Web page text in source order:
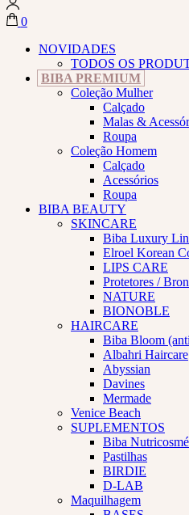
0
NOVIDADES
TODOS OS
BIBA PREMIUM
Coleção Mulher
Calçado
Malas &
Roupa
Coleção Homem
Calçado
Acessórios
Roupa
BIBA BEAUTY
SKINCARE
Biba Luxury
Elroel Korean
LIPS CARE
Protetores /
NATURE
BIONOBLE
HAIRCARE
Biba Bloom
Albahri Haircare
Abyssian
Davines
Mermade
Venice Beach
SUPLEMENTOS
Biba
Pastilhas
BIRDIE
D-LAB
Maquilhagem